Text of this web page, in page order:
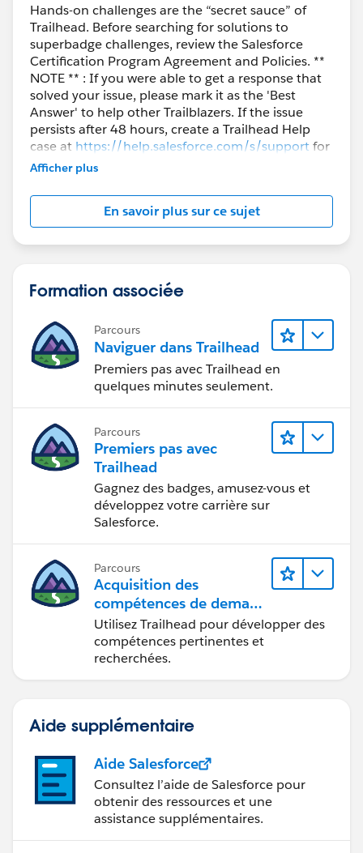
Hands-on challenges are the “secret sauce” of
Trailhead. Before searching for solutions to
superbadge challenges, review the Salesforce
Certification Program Agreement and Policies. **
NOTE ** : If you were able to get a response that
solved your issue, please mark it as the 'Best
Answer' to help other Trailblazers. If the issue
persists after 48 hours, create a Trailhead Help
case at https://help.salesforce.com/s/supportfor
further assistance.
Afficher plus
En savoir plus sur ce sujet
Formation associée
Parcours
Naviguer dans Trailhead
Premiers pas avec Trailhead en
quelques minutes seulement.
Parcours
Premiers pas avec
Trailhead
Gagnez des badges, amusez-vous et
développez votre carrière sur
Salesforce.
Parcours
Acquisition des
compétences de demain
avec Trailhead
Utilisez Trailhead pour développer des
compétences pertinentes et
recherchées.
Aide supplémentaire
Aide Salesforce
Consultez l’aide de Salesforce pour
obtenir des ressources et une
assistance supplémentaires.